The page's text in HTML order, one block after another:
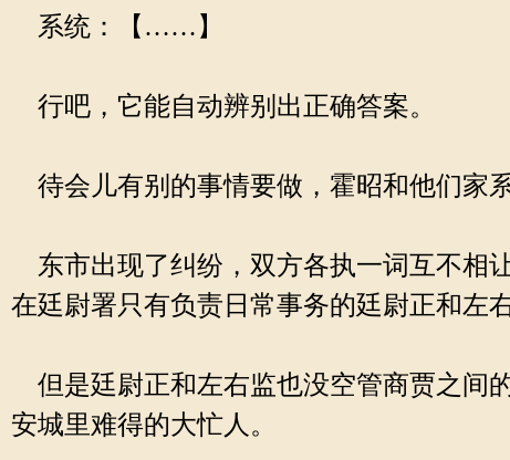
系统：【……】
行吧，它能自动辨别出正确答案。
待会儿有别的事情要做，霍昭和他们家
东市出现了纠纷，双方各执一词互不相
在廷尉署只有负责日常事务的廷尉正和左右
但是廷尉正和左右监也没空管商贾之间
安城里难得的大忙人。